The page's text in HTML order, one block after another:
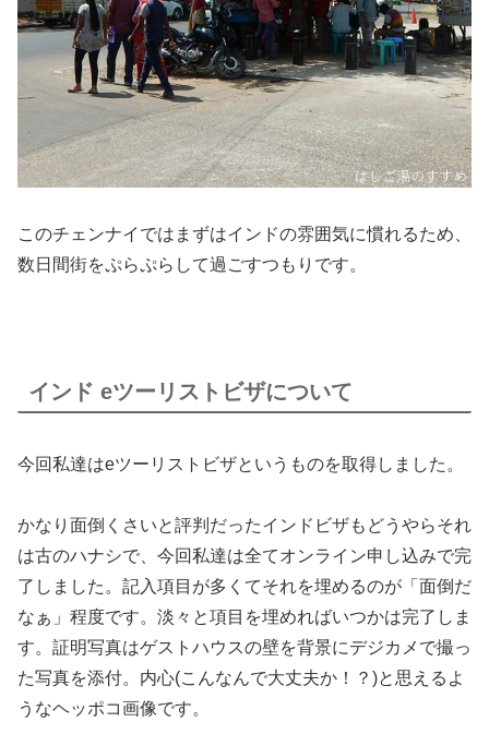
このチェンナイではまずはインドの雰囲気に慣れるため、
数日間街をぷらぷらして過ごすつもりです。
インド eツーリストビザについて
今回私達はeツーリストビザというものを取得しました。
かなり面倒くさいと評判だったインドビザもどうやらそれ
は古のハナシで、今回私達は全てオンライン申し込みで完
了しました。記入項目が多くてそれを埋めるのが「面倒だ
なぁ」程度です。淡々と項目を埋めればいつかは完了しま
す。証明写真はゲストハウスの壁を背景にデジカメで撮っ
た写真を添付。内心(こんなんで大丈夫か！？)と思えるよ
うなヘッポコ画像です。